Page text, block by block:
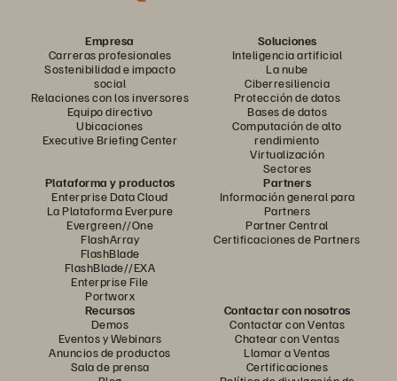
Empresa
Carreras profesionales
Sostenibilidad e impacto
social
Relaciones con los inversores
Equipo directivo
Ubicaciones
Executive Briefing Center
Soluciones
Inteligencia artificial
La nube
Ciberresiliencia
Protección de datos
Bases de datos
Computación de alto
rendimiento
Virtualización
Sectores
Plataforma y productos
Enterprise Data Cloud
La Plataforma Everpure
Evergreen//One
FlashArray
FlashBlade
FlashBlade//EXA
Enterprise File
Portworx
Partners
Información general para
Partners
Partner Central
Certificaciones de Partners
Recursos
Demos
Eventos y Webinars
Anuncios de productos
Sala de prensa
Contactar con nosotros
Contactar con Ventas
Chatear con Ventas
Llamar a Ventas
Certificaciones